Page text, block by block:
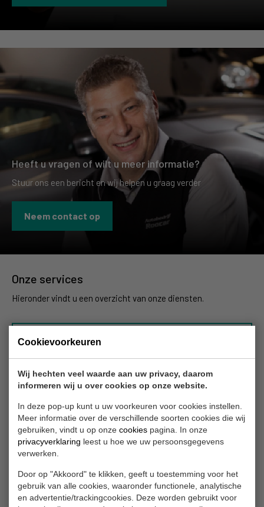
Cookievoorkeuren
Wij hechten veel waarde aan uw privacy, daarom
informeren wij u over cookies op onze website.
In deze pop-up kunt u uw voorkeuren voor cookies instellen.
Meer informatie over de verschillende soorten cookies die wij
gebruiken, vindt u op onze cookies pagina. In onze
privacyverklaring leest u hoe we uw persoonsgegevens
verwerken.
Door op "Akkoord" te klikken, geeft u toestemming voor het
gebruik van alle cookies, waaronder functionele, analytische
en advertentie/trackingcookies. Deze worden gebruikt voor
Heeft u vragen of wilt u meer informatie?
Stuur ons een bericht en wij helpen u graag verder
Neem contact op
Onze services
Hieronder vindt u een overzicht van onze diensten.
Reparatie en onderhoud
Schadeherstel
Bandenwissel